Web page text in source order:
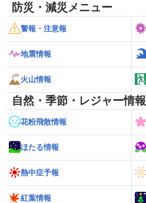
防災・減災メニュー
警報・注意報
地震情報
火山情報
自然・季節・レジャー情報
花粉飛散情報
ほたる情報
熱中症予報
紅葉情報